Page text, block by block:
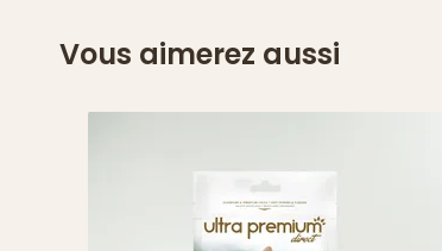
Vous aimerez aussi